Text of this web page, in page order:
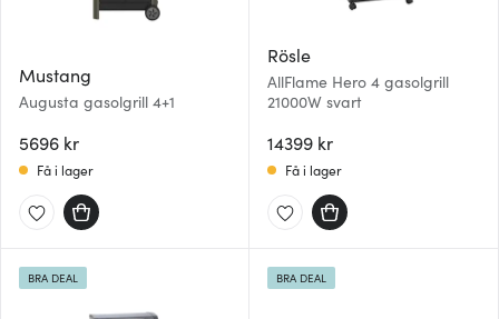
Mustang
Augusta gasolgrill 4+1
5696 kr
Få i lager
Rösle
AllFlame Hero 4 gasolgrill
21000W svart
14399 kr
Få i lager
BRA DEAL BRA DEAL